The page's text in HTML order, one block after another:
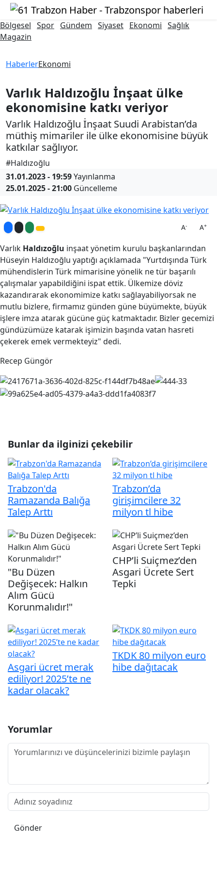
Bölgesel Spor Gündem Siyaset Ekonomi Sağlık
Magazin
HaberlerEkonomi
Varlık Haldızoğlu İnşaat ülke
ekonomisine katkı veriyor
Varlık Haldızoğlu İnşaat Suudi Arabistan’da
müthiş mimariler ile ülke ekonomisine büyük
katkılar sağlıyor.
#Haldızoğlu
31.01.2023 - 19:59Yayınlanma
25.01.2025 - 21:00 Güncelleme
A- A+
Varlık Haldızoğlu inşaat yönetim kurulu başkanlarından
Hüseyin Haldızoğlu yaptığı açıklamada "Yurtdışında Türk
mühendislerin Türk mimarisine yönelik ne tür başarılı
çalışmalar yapabildiğini ispat ettik. Ülkemize döviz
kazandırarak ekonomimize katkı sağlayabiliyorsak ne
mutlu bizlere, firmamız günden güne büyümekte, büyük
işlere imza atarak gücüne güç katmaktadır. Bizler gecemizi
gündüzümüze katarak işimizin başında vatan hasreti
çekerek emek vermekteyiz" dedi.
Recep Güngör
Bunlar da ilginizi çekebilir
Trabzon'da
Ramazanda Balığa
Talep Arttı
Trabzon’da
girişimcilere 32
milyon tl hibe
"Bu Düzen
Değişecek: Halkın
Alım Gücü
Korunmalıdır!"
CHP’li Suiçmez’den
Asgari Ücrete Sert
Tepki
Asgari ücret merak
ediliyor! 2025’te ne
kadar olacak?
TKDK 80 milyon euro
hibe dağıtacak
Yorumlar
Gönder